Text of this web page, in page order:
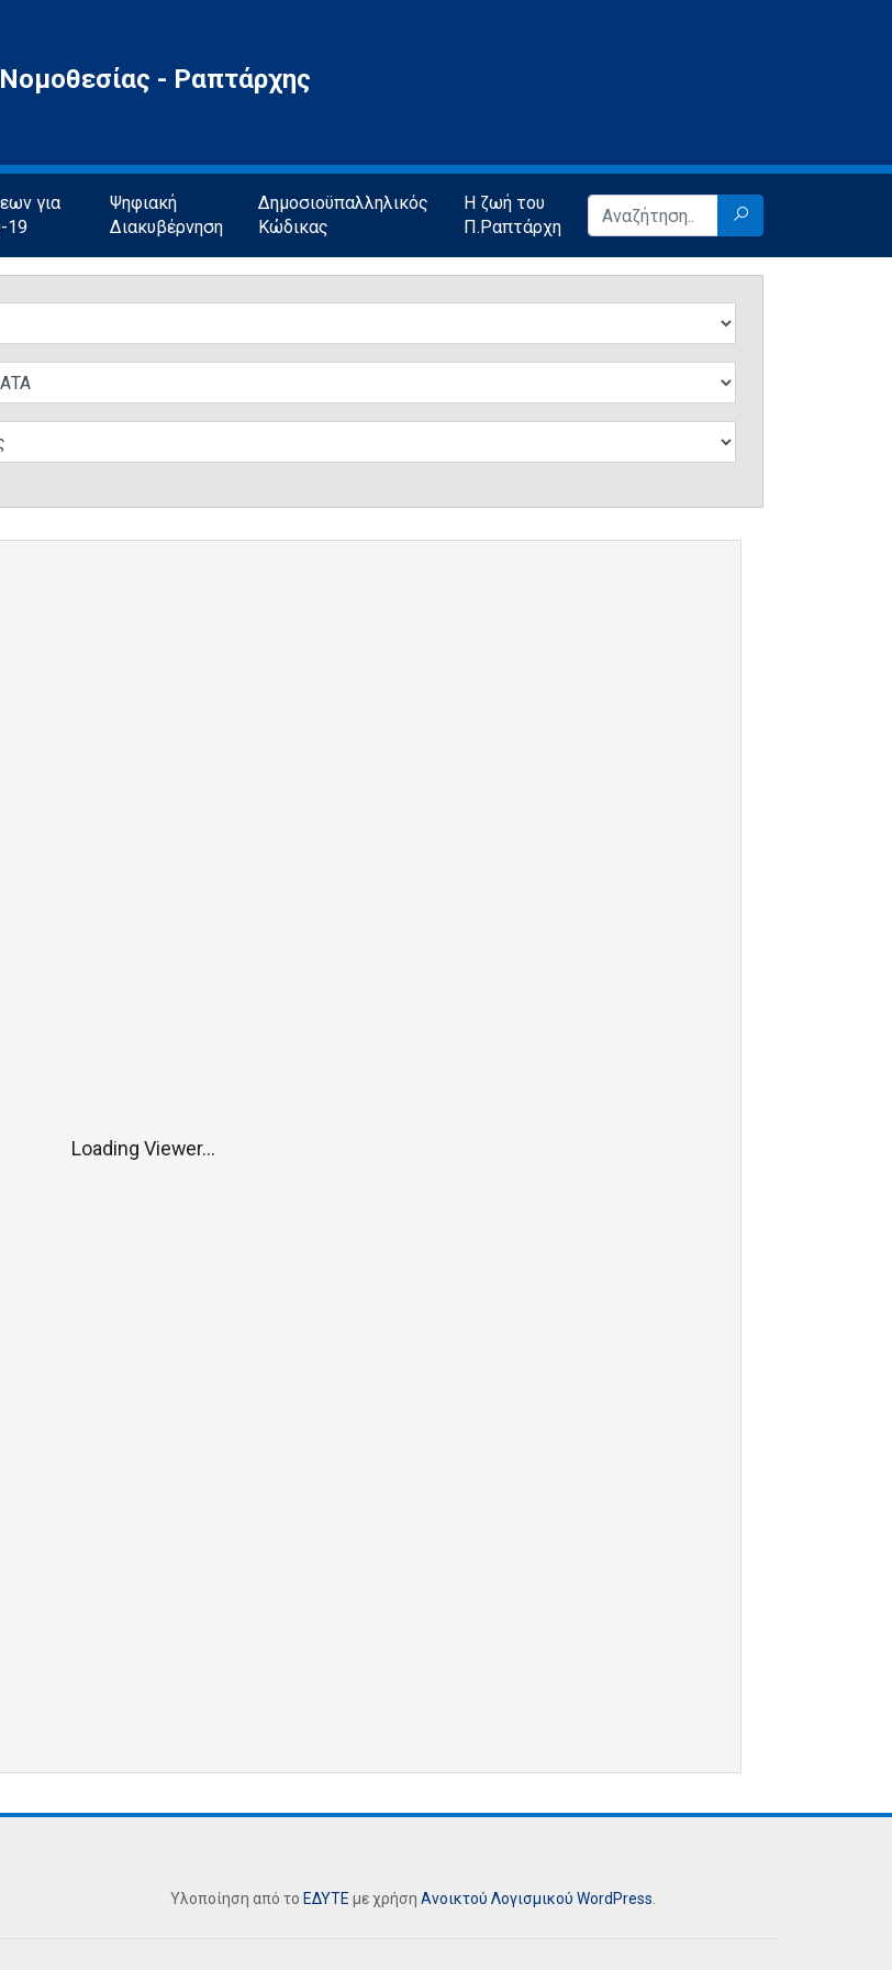
- Ραπτάρχης
για
19
Ψηφιακή
Διακυβέρνηση
Δημοσιοϋπαλληλικός
Κώδικας
Η ζωή του
Π.Ραπτάρχη
Loading Viewer...
Υλοποίηση από το ΕΔΥΤΕ με χρήση Ανοικτού Λογισμικού WordPress